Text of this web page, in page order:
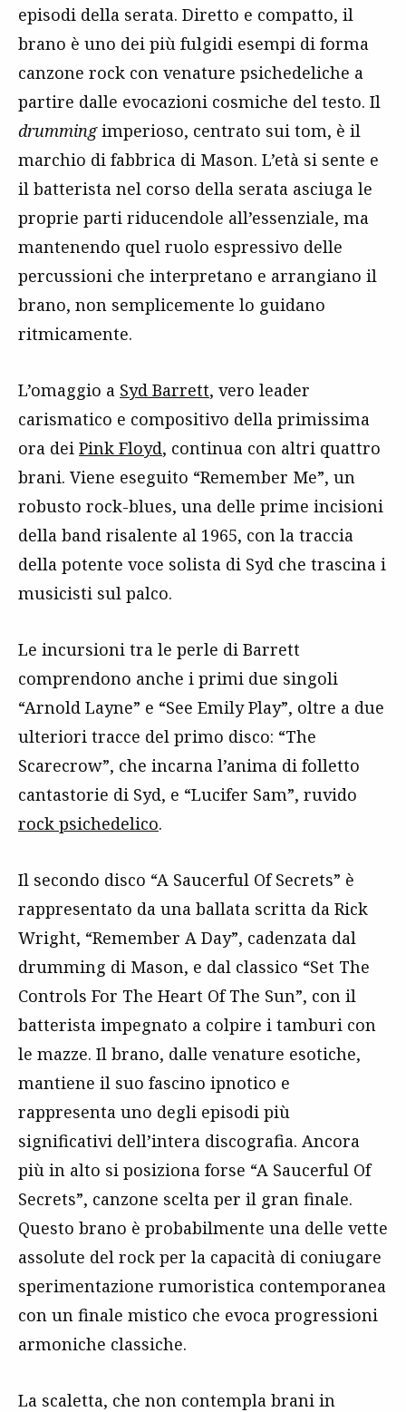
episodi della serata. Diretto e compatto, il
brano è uno dei più fulgidi esempi di forma
canzone rock con venature psichedeliche a
partire dalle evocazioni cosmiche del testo. Il
drummingimperioso, centrato sui tom, è il
marchio di fabbrica di Mason. L’età si sente e
il batterista nel corso della serata asciuga le
proprie parti riducendole all’essenziale, ma
mantenendo quel ruolo espressivo delle
percussioni che interpretano e arrangiano il
brano, non semplicemente lo guidano
ritmicamente.
L’omaggio a Syd Barrett, vero leader
carismatico e compositivo della primissima
ora dei Pink Floyd, continua con altri quattro
brani. Viene eseguito “Remember Me”, un
robusto rock-blues, una delle prime incisioni
della band risalente al 1965, con la traccia
della potente voce solista di Syd che trascina i
musicisti sul palco.
Le incursioni tra le perle di Barrett
comprendono anche i primi due singoli
“Arnold Layne” e “See Emily Play”, oltre a due
ulteriori tracce del primo disco: “The
Scarecrow”, che incarna l’anima di folletto
cantastorie di Syd, e “Lucifer Sam”, ruvido
rock psichedelico.
Il secondo disco “A Saucerful Of Secrets” è
rappresentato da una ballata scritta da Rick
Wright, “Remember A Day”, cadenzata dal
drumming di Mason, e dal classico “Set The
Controls For The Heart Of The Sun”, con il
batterista impegnato a colpire i tamburi con
le mazze. Il brano, dalle venature esotiche,
mantiene il suo fascino ipnotico e
rappresenta uno degli episodi più
significativi dell’intera discografia. Ancora
più in alto si posiziona forse “A Saucerful Of
Secrets”, canzone scelta per il gran finale.
Questo brano è probabilmente una delle vette
assolute del rock per la capacità di coniugare
sperimentazione rumoristica contemporanea
con un finale mistico che evoca progressioni
armoniche classiche.
La scaletta, che non contempla brani in